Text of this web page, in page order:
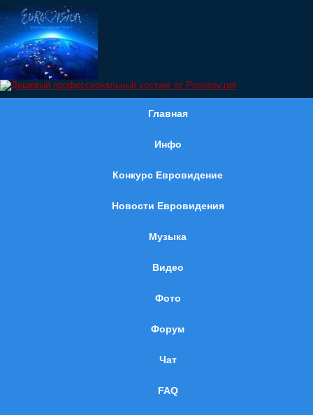
Главная
Инфо
Конкурс Евровидение
Новости Евровидения
Музыка
Видео
Фото
Форум
Чат
FAQ